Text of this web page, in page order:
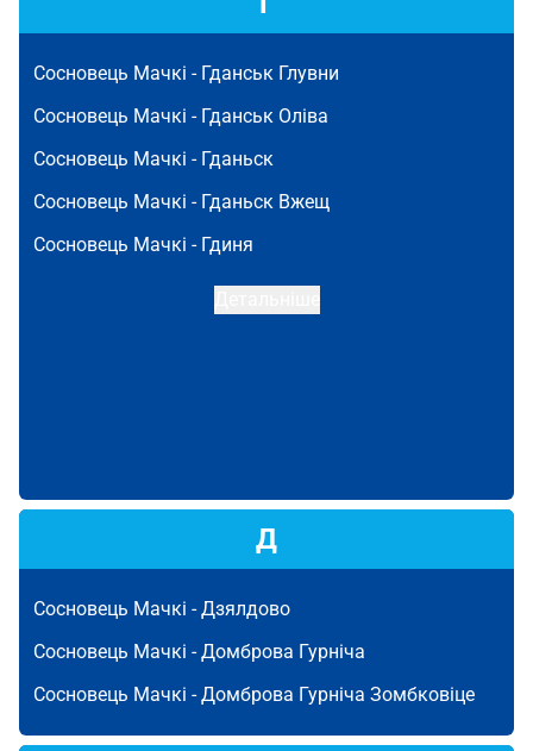
Сосновець Мачкі - Гданськ Глувни
Сосновець Мачкі - Гданськ Оліва
Сосновець Мачкі - Гданьск
Сосновець Мачкі - Гданьск Вжещ
Сосновець Мачкі - Гдиня
Д
Сосновець Мачкі -Дзялдово
Сосновець Мачкі -Домброва Гурніча
Сосновець Мачкі -Домброва Гурніча Зомбковіце